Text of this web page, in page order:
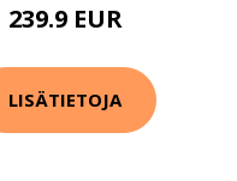
239.9 EUR
LISÄTIETOJA